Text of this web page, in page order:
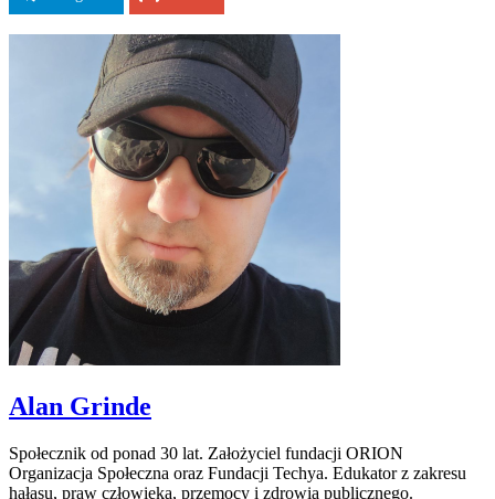
Alan Grinde
Społecznik od ponad 30 lat. Założyciel fundacji ORION
Organizacja Społeczna oraz Fundacji Techya. Edukator z zakresu
hałasu, praw człowieka, przemocy i zdrowia publicznego.